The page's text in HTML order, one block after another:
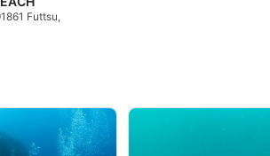
Futtsu,